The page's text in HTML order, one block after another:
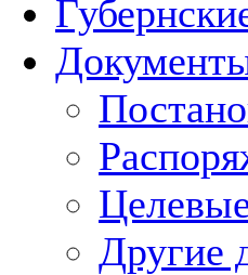
Другие